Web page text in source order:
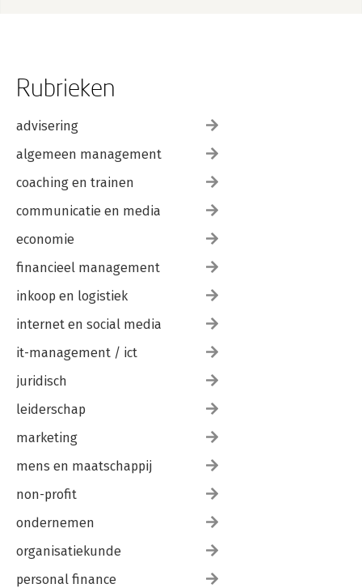
Rubrieken
advisering
algemeen management
coaching en trainen
communicatie en media
economie
financieel management
inkoop en logistiek
internet en social media
it-management / ict
juridisch
leiderschap
marketing
mens en maatschappij
non-profit
ondernemen
organisatiekunde
personal finance